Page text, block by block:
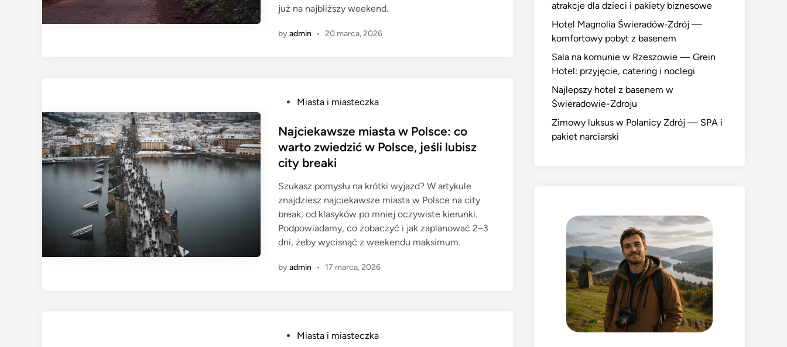
już na najbliższy weekend.
byadmin • 20 marca, 2026
s
t
d
i
n
Miasta i miasteczka
Najciekawsze miasta w Polsce: co
warto zwiedzić w Polsce, jeśli lubisz
city breaki
Szukasz pomysłu na krótki wyjazd? W artykule
znajdziesz najciekawsze miasta w Polsce na city
break, od klasyków po mniej oczywiste kierunki.
Podpowiadamy, co zobaczyć i jak zaplanować 2–3
dni, żeby wycisnąć z weekendu maksimum.
byadmin • 17 marca, 2026
Miasta i miasteczka
atrakcje dla dzieci i pakiety biznesowe
Hotel Magnolia Świeradów‑Zdrój —
komfortowy pobyt z basenem
Sala na komunie w Rzeszowie — Grein
Hotel: przyjęcie, catering i noclegi
Najlepszy hotel z basenem w
Świeradowie-Zdroju
Zimowy luksus w Polanicy Zdrój — SPA i
pakiet narciarski